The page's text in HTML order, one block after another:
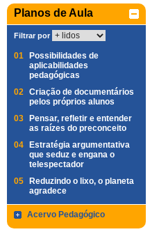
Planos de Aula
Filtrar por
01
Possibilidades de
aplicabilidades
pedagógicas
02 Criação de documentários
pelos próprios alunos
03
Pensar, refletir e entender
as raízes do preconceito
04
Estratégia argumentativa
que seduz e engana o
telespectador
05
Reduzindo o lixo, o planeta
agradece
Acervo Pedagógico